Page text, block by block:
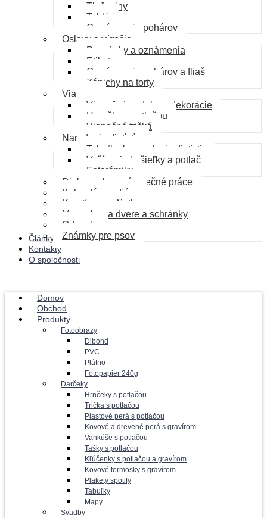
Tlačoviny
Tablá
Gravírovanie pohárov
Oslavy a výročia
Pozvánky a oznámenia
Etikety
Gravírovanie pohárov a fliaš
Zápichy na torty
Vianoce
Vianočné ozdoby a dekorácie
Hrnečky s potlačou
Vianočné tričká
Narodenie dieťaťa
Tabuľka k narodeniu dieťaťa
Vyšívanie košieľky a potlač
Fotorámiky
Diplomovky a záverečné práce
Kalendáre a diáre
Kreatívne pečiatky
Menovky na dvere a schránky
Odznaky
Známky pre psov
Články
Kontakty
O spoločnosti
Domov
Obchod
Produkty
Fotoobrazy
Dibond
PVC
Plátno
Fotopapier 240g
Darčeky
Hrnčeky s potlačou
Trička s potlačou
Plastové perá s potlačou
Kovové a drevené perá s gravírom
Vankúše s potlačou
Tašky s potlačou
Kľúčenky s potlačou a gravírom
Kovové termosky s gravírom
Plakety spotify
Tabuľky
Mapy
Svadby